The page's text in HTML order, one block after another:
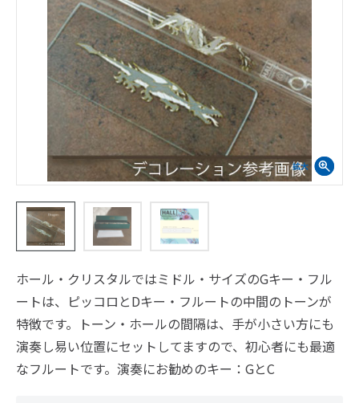
ホール・クリスタルではミドル・サイズのGキー・フル
ートは、ピッコロとDキー・フルートの中間のトーンが
特徴です。トーン・ホールの間隔は、手が小さい方にも
演奏し易い位置にセットしてますので、初心者にも最適
なフルートです。演奏にお勧めのキー：GとC